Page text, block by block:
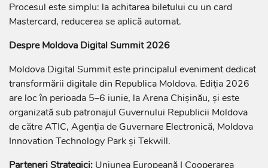
Procesul este simplu: la achitarea biletului cu un card
Mastercard, reducerea se aplică automat.
Despre Moldova Digital Summit 2026
Moldova Digital Summit este principalul eveniment dedicat
transformării digitale din Republica Moldova. Ediția 2026
are loc în perioada 5–6 iunie, la Arena Chișinău, și este
organizată sub patronajul Guvernului Republicii Moldova
de către ATIC, Agenția de Guvernare Electronică, Moldova
Innovation Technology Park și Tekwill.
Parteneri Strategici: Uniunea Europeană | Cooperarea